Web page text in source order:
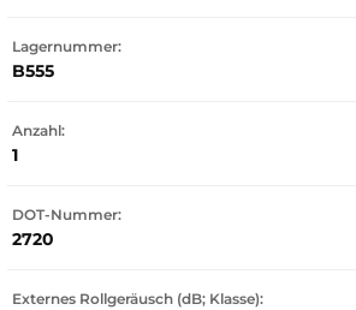
Lagernummer:
B555
Anzahl:
1
DOT-Nummer:
2720
Externes Rollgeräusch (dB; Klasse):